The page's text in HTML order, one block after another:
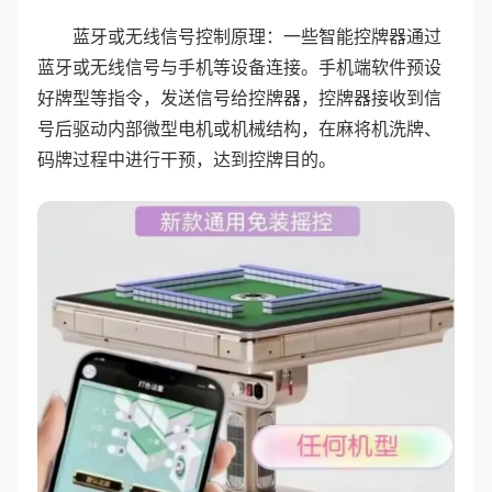
蓝牙或无线信号控制原理：一些智能控牌器通过
蓝牙或无线信号与手机等设备连接。手机端软件预设
好牌型等指令，发送信号给控牌器，控牌器接收到信
号后驱动内部微型电机或机械结构，在麻将机洗牌、
码牌过程中进行干预，达到控牌目的。